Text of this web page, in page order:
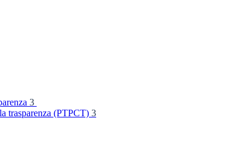
3
trasparenza (PTPCT) 3